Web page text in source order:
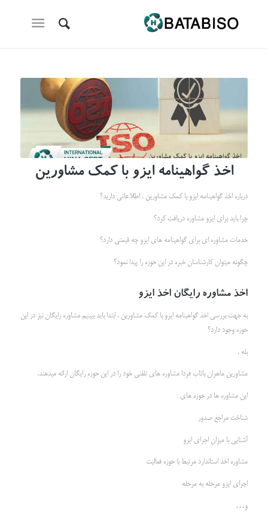
اخذ گواهینامه ایزو با کمک مشاورین
درباره اخذ گواهینامه ایزو با کمک مشاورین ، اطلاعاتی دارید؟
چرا باید برای ایزو مشاوره دریافت کرد؟
خدمات مشاوره ای برای گواهینامه های ایزو چه قیمتی دارد؟
چگونه میتوان کارشناسان خبره در این حوزه را پیدا نمود؟
اخذ مشاوره رایگان اخذ ایزو
به جهت بررسی اخذ گواهینامه ایزو با کمک مشاورین ، ابتدا باید ببینیم مشاوره رایگان نیز در این
حوزه وجود دارد؟
بله .
مشاورین ماهران باتاب فردا مشاوره های تلفنی خود را در این حوزه رایگان ارائه میدهند.
این مشاوره ها در حوزه های :
شناخت مراجع صدور
آشنایی با میزان اجرای ایزو
مشاوره اخذ استاندارد مرتبط با حوزه فعالیت
اجرای ایزو مرحله به مرحله
و…